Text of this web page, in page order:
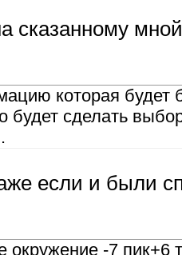
сказанному
которая будет
будет сделать
если и были
окружение -7